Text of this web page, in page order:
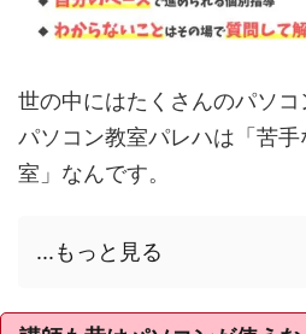
世の中にはたくさんのパソコ
パソコン教室パレハは「苦
室」なんです。
...もっと見る